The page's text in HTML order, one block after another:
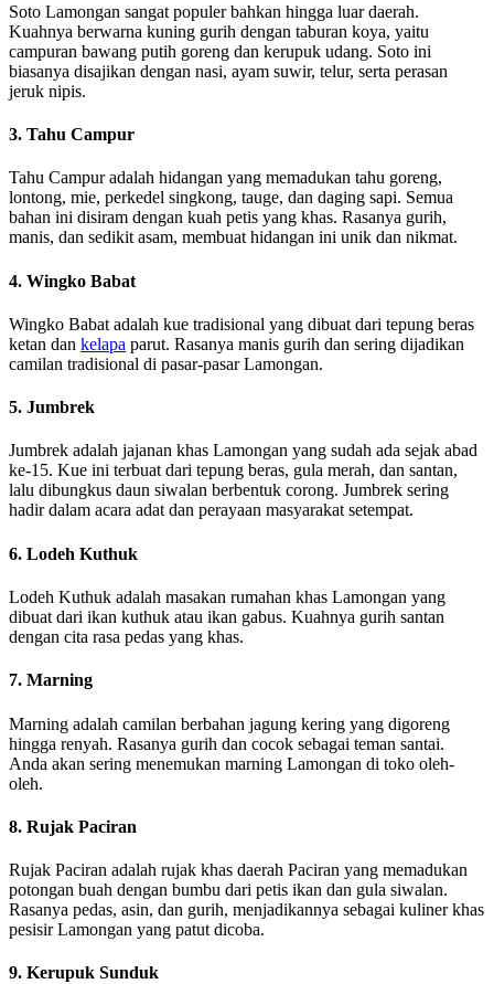
Soto Lamongan sangat populer bahkan hingga luar daerah.
Kuahnya berwarna kuning gurih dengan taburan koya, yaitu
campuran bawang putih goreng dan kerupuk udang. Soto ini
biasanya disajikan dengan nasi, ayam suwir, telur, serta perasan
jeruk nipis.
3. Tahu Campur
Tahu Campur adalah hidangan yang memadukan tahu goreng,
lontong, mie, perkedel singkong, tauge, dan daging sapi. Semua
bahan ini disiram dengan kuah petis yang khas. Rasanya gurih,
manis, dan sedikit asam, membuat hidangan ini unik dan nikmat.
4. Wingko Babat
Wingko Babat adalah kue tradisional yang dibuat dari tepung beras
ketan dan kelapa parut. Rasanya manis gurih dan sering dijadikan
camilan tradisional di pasar-pasar Lamongan.
5. Jumbrek
Jumbrek adalah jajanan khas Lamongan yang sudah ada sejak abad
ke-15. Kue ini terbuat dari tepung beras, gula merah, dan santan,
lalu dibungkus daun siwalan berbentuk corong. Jumbrek sering
hadir dalam acara adat dan perayaan masyarakat setempat.
6. Lodeh Kuthuk
Lodeh Kuthuk adalah masakan rumahan khas Lamongan yang
dibuat dari ikan kuthuk atau ikan gabus. Kuahnya gurih santan
dengan cita rasa pedas yang khas.
7. Marning
Marning adalah camilan berbahan jagung kering yang digoreng
hingga renyah. Rasanya gurih dan cocok sebagai teman santai.
Anda akan sering menemukan marning Lamongan di toko oleh-
oleh.
8. Rujak Paciran
Rujak Paciran adalah rujak khas daerah Paciran yang memadukan
potongan buah dengan bumbu dari petis ikan dan gula siwalan.
Rasanya pedas, asin, dan gurih, menjadikannya sebagai kuliner khas
pesisir Lamongan yang patut dicoba.
9. Kerupuk Sunduk